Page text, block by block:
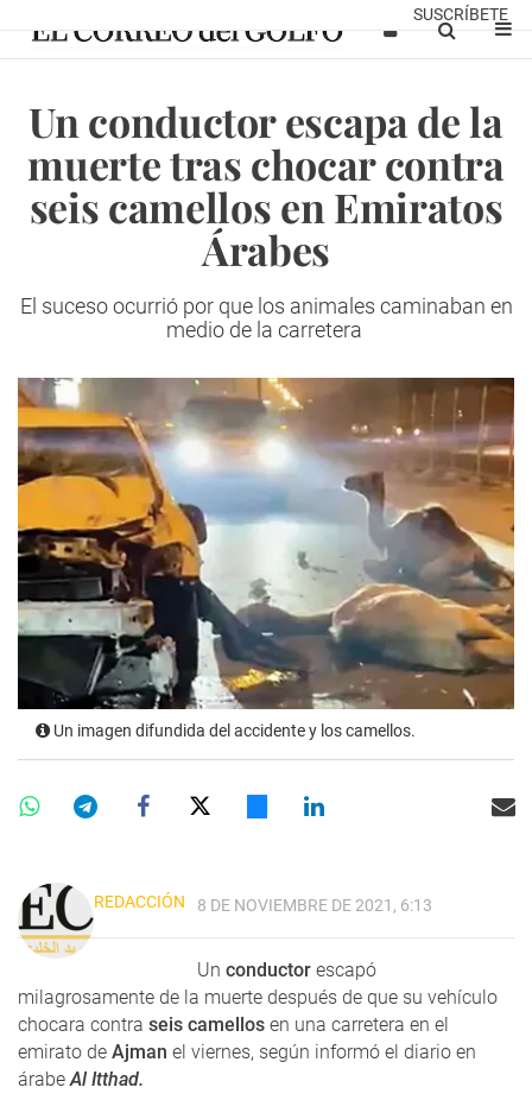
SUSCRÍBETE
Un conductor escapa de la
muerte tras chocar contra
seis camellos en Emiratos
Árabes
El suceso ocurrió por que los animales caminaban en
medio de la carretera
Un imagen difundida del accidente y los camellos.
REDACCIÓN 8 DE NOVIEMBRE DE 2021, 6:13
Un conductor escapó
milagrosamente de la muerte después de que su vehículo
chocara contra seis camellos en una carretera en el
emirato de Ajman el viernes, según informó el diario en
árabe Al Itthad.